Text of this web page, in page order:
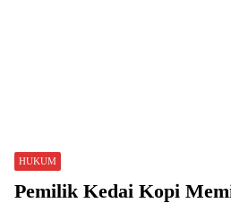
HUKUM
Pemilik Kedai Kopi